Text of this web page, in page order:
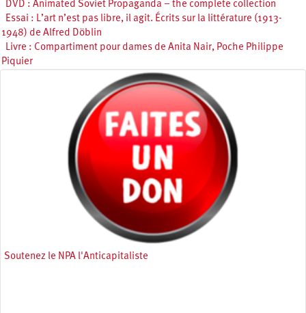
DVD : Animated Soviet Propaganda – the complete collection
Essai : L’art n’est pas libre, il agit. Écrits sur la littérature (1913-
1948) de Alfred Döblin
Livre : Compartiment pour dames de Anita Nair, Poche Philippe
Piquier
Soutenez le NPA l'Anticapitaliste